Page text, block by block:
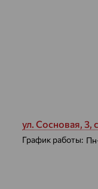
ул. Сосновая, 3,
График работы: